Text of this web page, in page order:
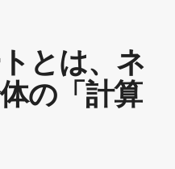
とは、ネ
の「計算